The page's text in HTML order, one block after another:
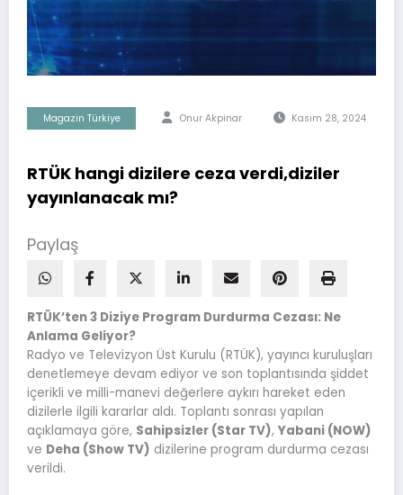
Magazin Türkiye Onur Akpinar Kasım 28, 2024
RTÜK hangi dizilere ceza verdi,diziler
yayınlanacak mı?
Paylaş
RTÜK’ten 3 Diziye Program Durdurma Cezası: Ne
Anlama Geliyor?
Radyo ve Televizyon Üst Kurulu (RTÜK), yayıncı kuruluşları
denetlemeye devam ediyor ve son toplantısında şiddet
içerikli ve milli-manevi değerlere aykırı hareket eden
dizilerle ilgili kararlar aldı. Toplantı sonrası yapılan
açıklamaya göre, Sahipsizler (Star TV), Yabani (NOW)
ve Deha (Show TV) dizilerine program durdurma cezası
verildi.